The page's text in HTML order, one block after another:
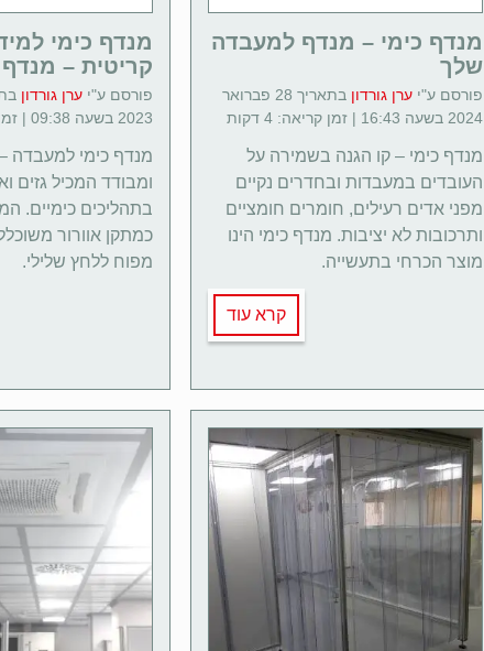
מנדף כימי – מנדף למעבדה
שלך
פורסם ע"י ערן גורדון
בתאריך 28 פברואר
2024 בשעה 16:43 | זמן קריאה: 4 דקות
מנדף כימי – קו הגנה בשמירה על
העובדים במעבדות ובחדרים נקיים
מפני אדים רעילים, חומרים חומציים
ותרכובות לא יציבות. מנדף כימי הינו
מוצר הכרחי בתעשייה.
קרא עוד
מנדף כימי
קריטית –
פורסם ע"י ערן גורדון
2023 בשעה 09:38 | זמן קריאה: 5 דקות
מנדף כימי למעבדה
ומבודד המכיל גזים
בתהליכים כימיים.
כמתקן אוורור
מפוח ללחץ שלילי.